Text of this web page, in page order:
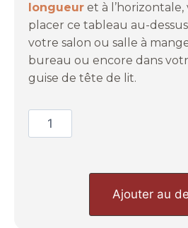
longueur et à
placer ce tableau au-
votre salon ou salle à
bureau ou encore dans
guise de tête de lit.
Ajouter au